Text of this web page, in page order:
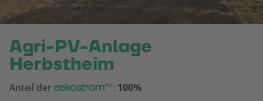
Agri-PV-Anlage
Herbstheim
Anteil deroekostrom AG: 100%